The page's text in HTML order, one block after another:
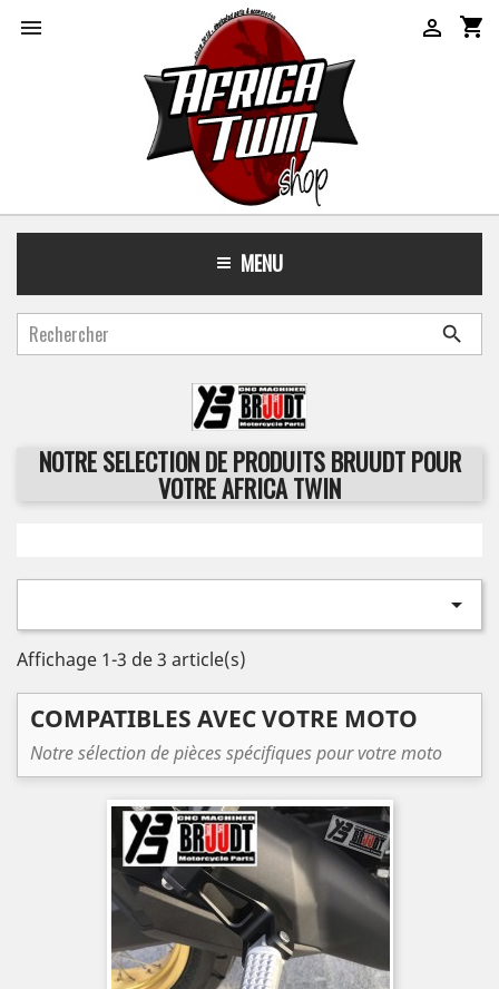
 shopping_cart

MENU

NOTRE SELECTION DE PRODUITS BRUUDT POUR
VOTRE AFRICA TWIN

Affichage 1-3 de 3 article(s)
COMPATIBLES AVEC VOTRE MOTO
Notre sélection de pièces spécifiques pour votre moto